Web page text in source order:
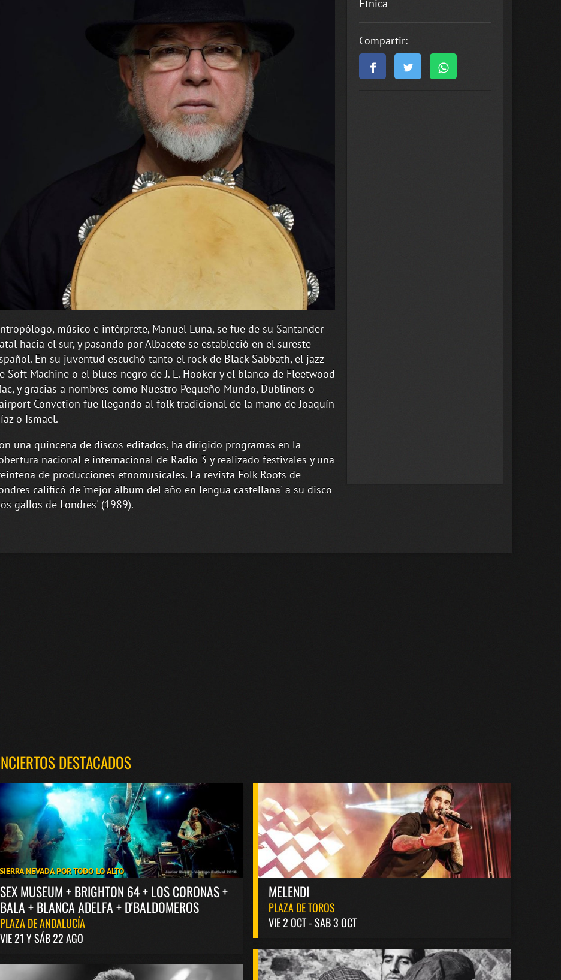
Étnica
Compartir:
músico e intérprete, Manuel Luna, se fue de su Santander
hacia el sur, y pasando por Albacete se estableció en el sureste
En su juventud escuchó tanto el rock de Black Sabbath, el jazz
Soft Machine o el blues negro de J. L. Hooker y el blanco de Fleetwood
y gracias a nombres como Nuestro Pequeño Mundo, Dubliners o
Convetion fue llegando al folk tradicional de la mano de Joaquín
o Ismael.
una quincena de discos editados, ha dirigido programas en la
nacional e internacional de Radio 3 y realizado festivales y una
de producciones etnomusicales. La revista Folk Roots de
calificó de 'mejor álbum del año en lengua castellana' a su disco
gallos de Londres' (1989).
DESTACADOS
SIERRA NEVADA POR TODO LO ALTO
SEX MUSEUM + BRIGHTON 64 + LOS CORONAS +
BALA + BLANCA ADELFA + D'BALDOMEROS
PLAZA DE ANDALUCÍA
VIE 21 Y SÁB 22 AGO
MELENDI
PLAZA DE TOROS
VIE 2 OCT - SAB 3 OCT